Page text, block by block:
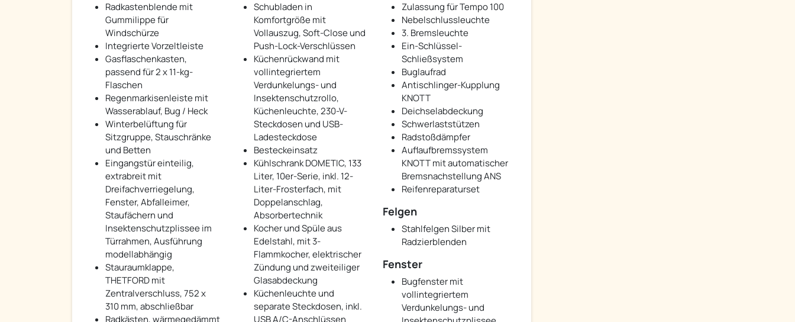
Radkastenblende mit
Gummilippe für
Windschürze
Integrierte Vorzeltleiste
Gasflaschenkasten,
passend für 2 x 11-kg-
Flaschen
Regenmarkisenleiste mit
Wasserablauf, Bug / Heck
Winterbelüftung für
Sitzgruppe, Stauschränke
und Betten
Eingangstür einteilig,
extrabreit mit
Dreifachverriegelung,
Fenster, Abfalleimer,
Staufächern und
Insektenschutzplissee im
Türrahmen, Ausführung
modellabhängig
Stauraumklappe,
THETFORD mit
Zentralverschluss, 752 x
310 mm, abschließbar
Radkästen, wärmegedämmt
Schubladen in
Komfortgröße mit
Vollauszug, Soft-Close und
Push-Lock-Verschlüssen
Küchenrückwand mit
vollintegriertem
Verdunkelungs- und
Insektenschutzrollo,
Küchenleuchte, 230-V-
Steckdosen und USB-
Ladesteckdose
Besteckeinsatz
Kühlschrank DOMETIC, 133
Liter, 10er-Serie, inkl. 12-
Liter-Frosterfach, mit
Doppelanschlag,
Absorbertechnik
Kocher und Spüle aus
Edelstahl, mit 3-
Flammkocher, elektrischer
Zündung und zweiteiliger
Glasabdeckung
Küchenleuchte und
separate Steckdosen, inkl.
USB A/C-Anschlüssen
Zulassung für Tempo 100
Nebelschlussleuchte
3. Bremsleuchte
Ein-Schlüssel-
Schließsystem
Buglaufrad
Antischlinger-Kupplung
KNOTT
Deichselabdeckung
Schwerlaststützen
Radstoßdämpfer
Auflaufbremssystem
KNOTT mit automatischer
Bremsnachstellung ANS
Reifenreparaturset
Felgen
Stahlfelgen Silber mit
Radzierblenden
Fenster
Bugfenster mit
vollintegriertem
Verdunkelungs- und